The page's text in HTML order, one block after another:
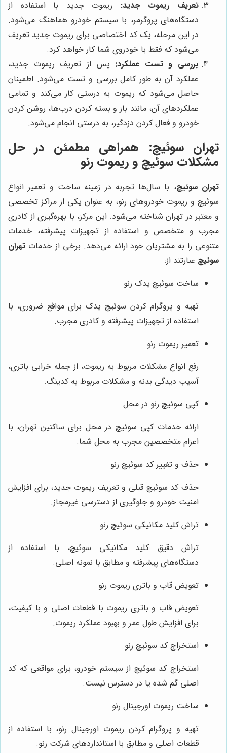
تعریف ریموت جدید: ریموت جدید با استفاده از
دستگاه‌های پروگرمر، با سیستم خودرو هماهنگ می‌شود.
در این مرحله، یک کد اختصاصی برای ریموت جدید تعریف
می‌شود که فقط با خودروی شما کار خواهد کرد.
بررسی و تست عملکرد: پس از تعریف ریموت جدید،
عملکرد آن به طور کامل بررسی و تست می‌شود. اطمینان
حاصل می‌شود که ریموت به درستی کار می‌کند و تمامی
عملکردهای آن، مانند باز و بسته کردن درب‌ها، روشن کردن
خودرو و فعال کردن دزدگیر، به درستی انجام می‌شود.
تهران سوئیچ: همراهی مطمئن در حل
مشکلات سوئیچ و ریموت رنو
تهران سوئیچ، با سال‌ها تجربه در زمینه ساخت و تعمیر انواع
سوئیچ و ریموت خودروهای رنو، به عنوان یکی از مراکز تخصصی
و معتبر در تهران شناخته می‌شود. این مرکز، با بهره‌گیری از کادری
مجرب و متخصص و استفاده از تجهیزات پیشرفته، خدمات
متنوعی را به مشتریان خود ارائه می‌دهد. برخی از خدمات تهران
سوئیچ عبارتند از:
ساخت سوئیچ یدک رنو
تهیه و پروگرام کردن سوئیچ یدک برای مواقع ضروری، با
استفاده از تجهیزات پیشرفته و کادری مجرب.
تعمیر ریموت رنو
رفع انواع مشکلات مربوط به ریموت، از جمله خرابی باتری،
آسیب دیدگی بدنه و مشکلات مربوط به کدینگ.
کپی سوئیچ رنو در محل
ارائه خدمات کپی سوئیچ در محل برای ساکنین تهران، با
اعزام متخصصین مجرب به محل شما.
حذف و تغییر کد سوئیچ رنو
حذف کد سوئیچ قبلی و تعریف ریموت جدید، برای افزایش
امنیت خودرو و جلوگیری از دسترسی غیرمجاز.
تراش کلید مکانیکی سوئیچ رنو
تراش دقیق کلید مکانیکی سوئیچ، با استفاده از
دستگاه‌های پیشرفته و مطابق با نمونه اصلی.
تعویض قاب و باتری ریموت رنو
تعویض قاب و باتری ریموت با قطعات اصلی و با کیفیت،
برای افزایش طول عمر و بهبود عملکرد ریموت.
استخراج کد سوئیچ رنو
استخراج کد سوئیچ از سیستم خودرو، برای مواقعی که کد
اصلی گم شده یا در دسترس نیست.
ساخت ریموت اورجینال رنو
تهیه و پروگرام کردن ریموت اورجینال رنو، با استفاده از
قطعات اصلی و مطابق با استانداردهای شرکت رنو.